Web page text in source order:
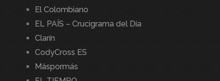
El Colombiano
EL PAÍS – Crucigrama del Día
Clarín
CodyCross ES
Máspormás